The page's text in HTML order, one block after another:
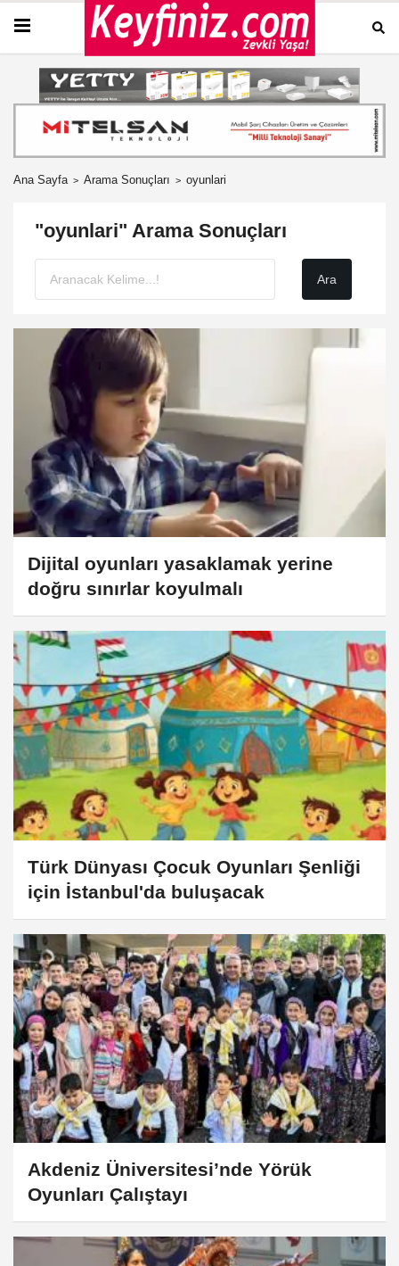
Ana Sayfa Arama Sonuçları oyunlari
"oyunlari" Arama Sonuçları
Dijital oyunları yasaklamak yerine
doğru sınırlar koyulmalı
Türk Dünyası Çocuk Oyunları Şenliği
için İstanbul'da buluşacak
Akdeniz Üniversitesi’nde Yörük
Oyunları Çalıştayı